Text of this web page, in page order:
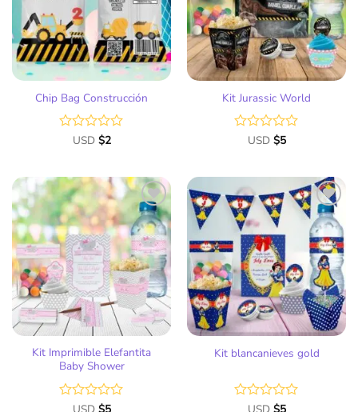
deseos
Chip Bag Construcción
Valorado
de
5
USD $2
deseos
Kit Jurassic World
Valorado
de
5
USD $5
Añadir
a la
lista
de
deseos
Kit Imprimible Elefantita
Baby Shower
Valorado
USD $5
Añadir
a la
lista
de
deseos
Kit blancanieves gold
Valorado
USD $5